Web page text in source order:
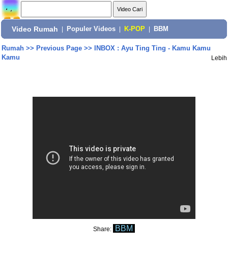
Video Rumah Populer Videos K-POP BBM
Rumah>> Previous Page>>
INBOX : Ayu Ting Ting - Kamu Kamu
Kamu
Lebih
Share: BBM